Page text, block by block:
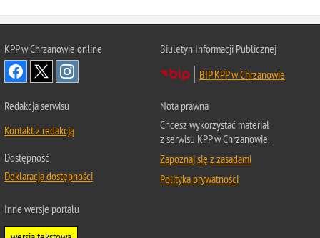
KPP w Chrzanowie online
Biuletyn Informacji Publicznej
BIP KPP w Chrzanowie
Redakcja serwisu
Kontakt z redakcją
Dostępność
Deklaracja dostępności
Nota prawna
Chcesz wykorzystać materiał
z serwisu KPP w Chrzanowie.
Zapoznaj się z zasadami
Polityka prywatności
Inne wersje portalu